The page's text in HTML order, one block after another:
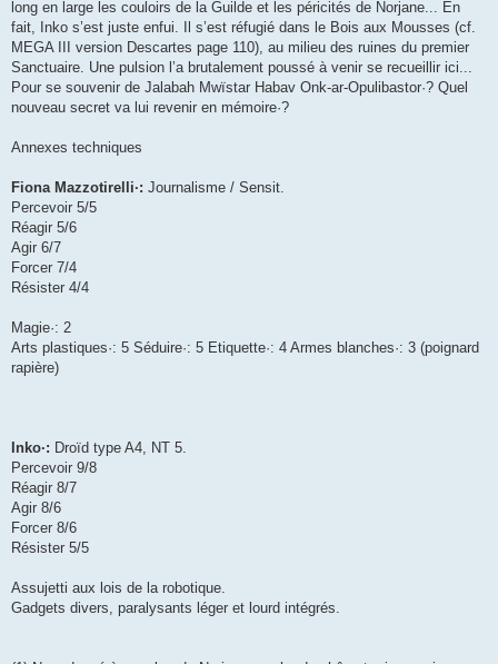
long en large les couloirs de la Guilde et les péricités de Norjane... En
fait, Inko s’est juste enfui. Il s’est réfugié dans le Bois aux Mousses (cf.
MEGA III version Descartes page 110), au milieu des ruines du premier
Sanctuaire. Une pulsion l’a brutalement poussé à venir se recueillir ici...
Pour se souvenir de Jalabah Mwïstar Habav Onk-ar-Opulibastor·? Quel
nouveau secret va lui revenir en mémoire·?
Annexes techniques
Fiona Mazzotirelli·: Journalisme / Sensit.
Percevoir 5/5
Réagir 5/6
Agir 6/7
Forcer 7/4
Résister 4/4
Magie·: 2
Arts plastiques·: 5 Séduire·: 5 Etiquette·: 4 Armes blanches·: 3 (poignard
rapière)
Inko·: Droïd type A4, NT 5.
Percevoir 9/8
Réagir 8/7
Agir 8/6
Forcer 8/6
Résister 5/5
Assujetti aux lois de la robotique.
Gadgets divers, paralysants léger et lourd intégrés.